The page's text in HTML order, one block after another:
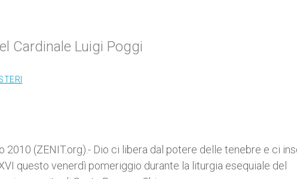
Cardinale Luigi Poggi
2010 (ZENIT.org).- Dio ci libera dal potere delle tenebre e ci
questo venerdì pomeriggio durante la liturgia esequiale del